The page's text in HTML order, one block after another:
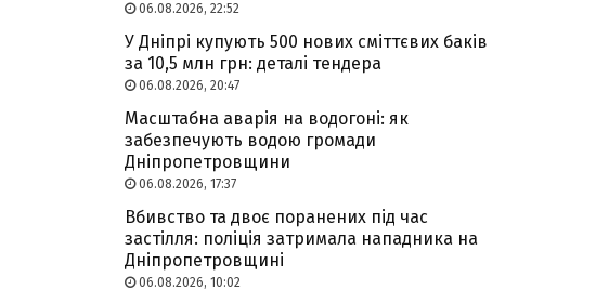
06.08.2026, 22:52
У Дніпрі купують 500 нових сміттєвих баків
за 10,5 млн грн: деталі тендера
06.08.2026, 20:47
Масштабна аварія на водогоні: як
забезпечують водою громади
Дніпропетровщини
06.08.2026, 17:37
Вбивство та двоє поранених під час
застілля: поліція затримала нападника на
Дніпропетровщині
06.08.2026, 10:02